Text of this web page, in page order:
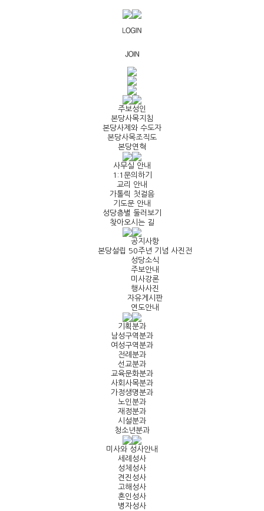
주보성인
본당사목지침
본당사제와 수도자
본당사목조직도
본당연혁
사무실 안내
1:1문의하기
교리 안내
가톨릭 첫걸음
기도문 안내
성당층별 둘러보기
찾아오시는 길
공지사항
본당설립 50주년 기념 사진전
성당소식
주보안내
미사강론
행사사진
자유게시판
연도안내
기획분과
남성구역분과
여성구역분과
전례분과
선교분과
교육문화분과
사회사목분과
가정생명분과
노인분과
재정분과
시설분과
청소년분과
미사와 성사안내
세례성사
성체성사
견진성사
고해성사
혼인성사
병자성사